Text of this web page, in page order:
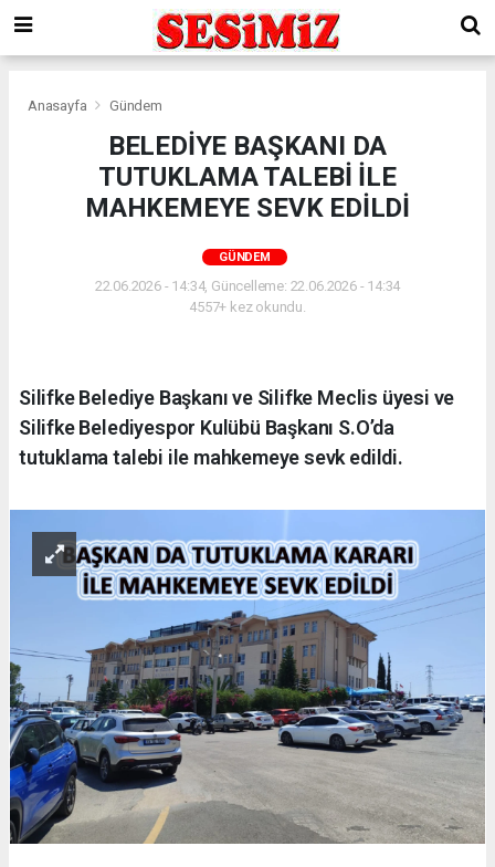
Anasayfa Gündem
BELEDİYE BAŞKANI DA
TUTUKLAMA TALEBİ İLE
MAHKEMEYE SEVK EDİLDİ
GÜNDEM
22.06.2026 - 14:34, Güncelleme: 22.06.2026 - 14:34
4557+ kez okundu.
Silifke Belediye Başkanı ve Silifke Meclis üyesi ve
Silifke Belediyespor Kulübü Başkanı S.O’da
tutuklama talebi ile mahkemeye sevk edildi.